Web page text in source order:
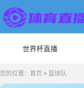
世界杯直播
您的位置： 首页 > 篮球队